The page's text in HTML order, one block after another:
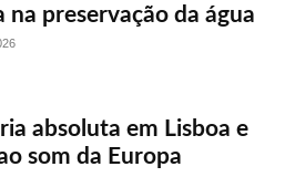
na preservação da água
absoluta em Lisboa e
som da Europa